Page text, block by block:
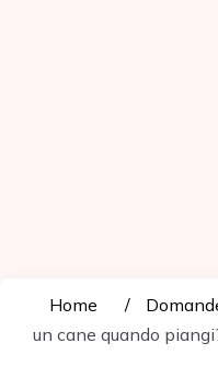
Home
un cane quando